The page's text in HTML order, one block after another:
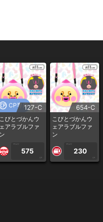
CP専用127-C
こびとづかんウ
ェアラブルファ
ン
1PLAY
575
CP
654-C
こびとづかんウ
ェアラブルファ
ン
1PLAY
230
CP